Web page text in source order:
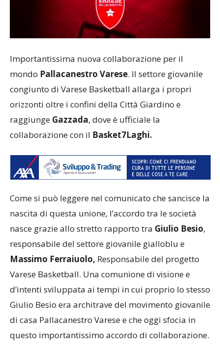
Importantissima nuova collaborazione per il
mondo Pallacanestro Varese. Il settore giovanile
congiunto di Varese Basketball allarga i propri
orizzonti oltre i confini della Città Giardino e
raggiunge Gazzada, dove è ufficiale la
collaborazione con il Basket7Laghi.
Come si può leggere nel comunicato che sancisce la
nascita di questa unione, l’accordo tra le società
nasce grazie allo stretto rapporto tra Giulio Besio,
responsabile del settore giovanile gialloblu e
Massimo Ferraiuolo, Responsabile del progetto
Varese Basketball. Una comunione di visione e
d’intenti sviluppata ai tempi in cui proprio lo stesso
Giulio Besio era architrave del movimento giovanile
di casa Pallacanestro Varese e che oggi sfocia in
questo importantissimo accordo di collaborazione.